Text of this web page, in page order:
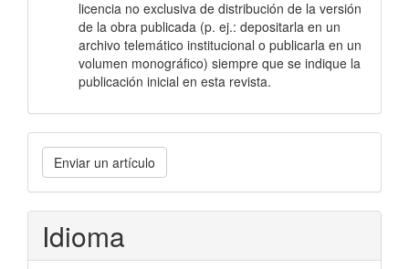
licencia no exclusiva de distribución de la versión
de la obra publicada (p. ej.: depositarla en un
archivo telemático institucional o publicarla en un
volumen monográfico) siempre que se indique la
publicación inicial en esta revista.
Enviar
un
artículo
Enviar un artículo
Idioma